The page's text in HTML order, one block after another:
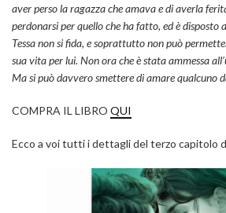
aver perso la ragazza che amava e di averla
perdonarsi per quello che ha fatto, ed è
Tessa non si fida, e soprattutto non può
sua vita per lui. Non ora che è stata ammessa
Ma si può davvero smettere di amare qualcuno
COMPRA IL LIBRO QUI
Ecco a voi tutti i dettagli del terzo capitolo